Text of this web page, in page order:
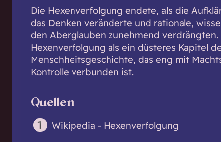
Die Hexenverfolgung endete, als die
das Denken veränderte und rationale,
den Aberglauben zunehmend
Hexenverfolgung als ein düsteres Kapitel
Menschheitsgeschichte, das eng mit
Kontrolle verbunden ist.
Quellen
Wikipedia - Hexenverfolgung